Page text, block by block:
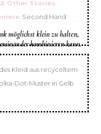
& Other Stories
. Second Hand
möglichst klein zu halten,
kombinieren kann.
Kleid aus recyceltem
Dot-Muster in Gelb